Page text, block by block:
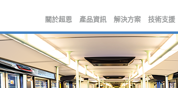
關於超恩 產品資訊 解決方案 技術支援